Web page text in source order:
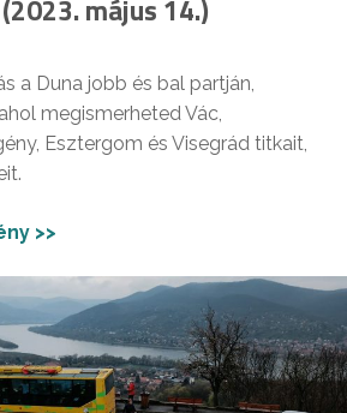
május 14.)
a Duna jobb és bal partján,
megismerheted Vác,
Esztergom és Visegrád titkait,
>>